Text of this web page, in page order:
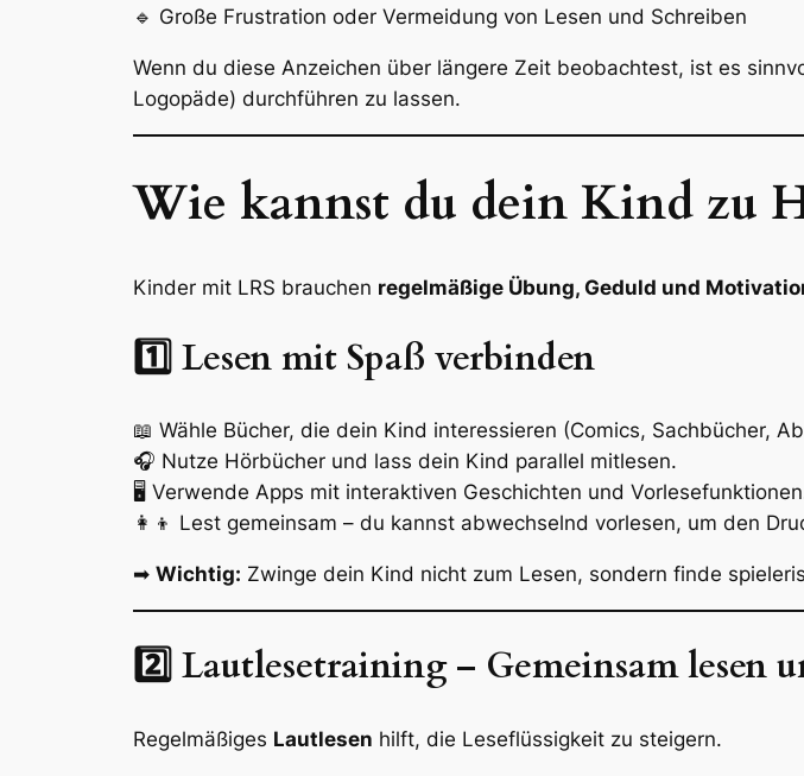
🔹 Große Frustration oder Vermeidung von Lesen und Schreiben
Wenn du diese Anzeichen über längere Zeit beobachtest, ist es
Logopäde) durchführen zu lassen.
Wie kannst du dein Kind zu
Kinder mit LRS brauchen regelmäßige Übung, Geduld und
1️⃣ Lesen mit Spaß verbinden
📖 Wähle Bücher, die dein Kind interessieren (Comics, Sachbücher,
🎧 Nutze Hörbücher und lass dein Kind parallel mitlesen.
🖥 Verwende Apps mit interaktiven Geschichten und
👩‍👦 Lest gemeinsam – du kannst abwechselnd vorlesen, um den
➡ Wichtig: Zwinge dein Kind nicht zum Lesen, sondern finde
2️⃣ Lautlesetraining – Gemeinsam lesen
Regelmäßiges Lautlesen hilft, die Leseflüssigkeit zu steigern.